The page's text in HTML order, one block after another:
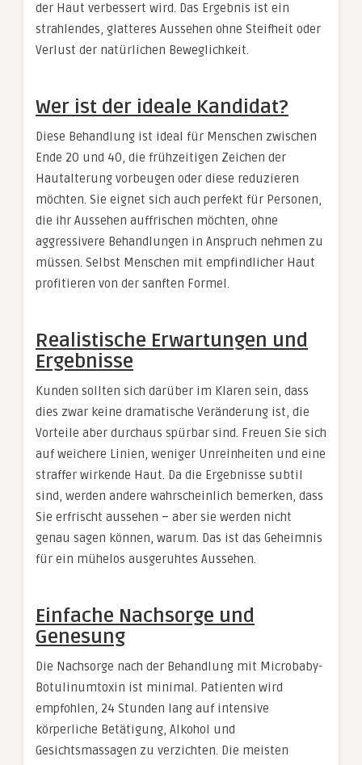
der Haut verbessert wird. Das Ergebnis ist ein
strahlendes, glatteres Aussehen ohne Steifheit oder
Verlust der natürlichen Beweglichkeit.
Wer ist der ideale Kandidat?
Diese Behandlung ist ideal für Menschen zwischen
Ende 20 und 40, die frühzeitigen Zeichen der
Hautalterung vorbeugen oder diese reduzieren
möchten. Sie eignet sich auch perfekt für Personen,
die ihr Aussehen auffrischen möchten, ohne
aggressivere Behandlungen in Anspruch nehmen zu
müssen. Selbst Menschen mit empfindlicher Haut
profitieren von der sanften Formel.
Realistische Erwartungen und
Ergebnisse
Kunden sollten sich darüber im Klaren sein, dass
dies zwar keine dramatische Veränderung ist, die
Vorteile aber durchaus spürbar sind. Freuen Sie sich
auf weichere Linien, weniger Unreinheiten und eine
straffer wirkende Haut. Da die Ergebnisse subtil
sind, werden andere wahrscheinlich bemerken, dass
Sie erfrischt aussehen – aber sie werden nicht
genau sagen können, warum. Das ist das Geheimnis
für ein mühelos ausgeruhtes Aussehen.
Einfache Nachsorge und
Genesung
Die Nachsorge nach der Behandlung mit Microbaby-
Botulinumtoxin ist minimal. Patienten wird
empfohlen, 24 Stunden lang auf intensive
körperliche Betätigung, Alkohol und
Gesichtsmassagen zu verzichten. Die meisten